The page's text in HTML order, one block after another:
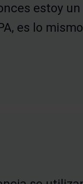
estoy un
es lo